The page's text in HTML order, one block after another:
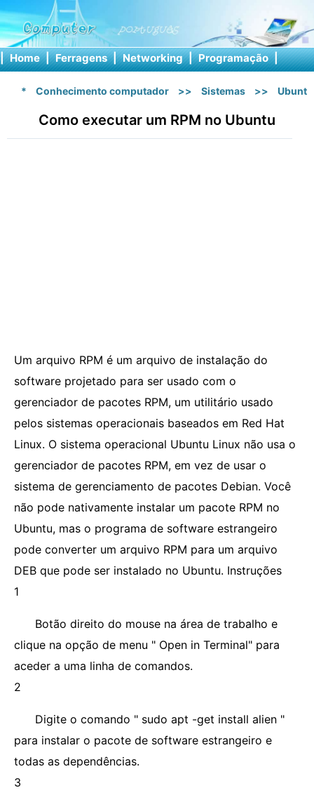
| Home | Ferragens | Networking | Programação |
* Conhecimento computador >> Sistemas >> Ubuntu
Como executar um RPM no Ubuntu
Um arquivo RPM é um arquivo de instalação do
software projetado para ser usado com o
gerenciador de pacotes RPM, um utilitário usado
pelos sistemas operacionais baseados em Red Hat
Linux. O sistema operacional Ubuntu Linux não usa o
gerenciador de pacotes RPM, em vez de usar o
sistema de gerenciamento de pacotes Debian. Você
não pode nativamente instalar um pacote RPM no
Ubuntu, mas o programa de software estrangeiro
pode converter um arquivo RPM para um arquivo
DEB que pode ser instalado no Ubuntu. Instruções
1
Botão direito do mouse na área de trabalho e
clique na opção de menu " Open in Terminal" para
aceder a uma linha de comandos.
2
Digite o comando " sudo apt -get install alien "
para instalar o pacote de software estrangeiro e
todas as dependências.
3